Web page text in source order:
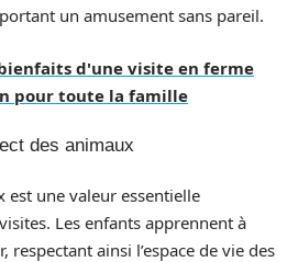
un amusement sans pareil.
d'une visite en ferme
pour toute la famille
des animaux
est une valeur essentielle
Les enfants apprennent à
respectant ainsi l’espace de vie des